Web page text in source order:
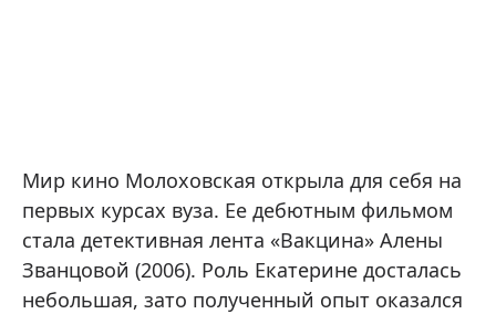
Мир кино Молоховская открыла для себя на
первых курсах вуза. Ее дебютным фильмом
стала детективная лента «Вакцина» Алены
Званцовой (2006). Роль Екатерине досталась
небольшая, зато полученный опыт оказался